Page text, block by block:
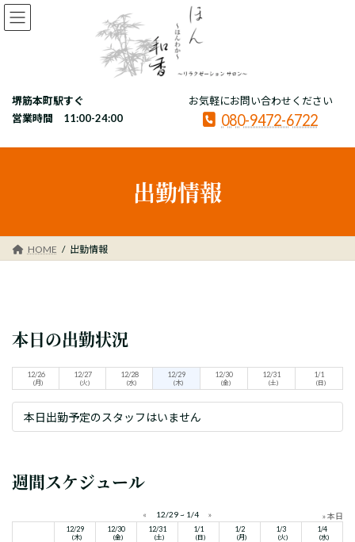
コ
ン
プ
ナ
ビ
動
堺筋本町駅すぐ
営業時間 11:00-24:00
お気軽にお問い合わせください
080-9472-6722
出勤情報
HOME 出勤情報
本日の出勤状況
12/26
(月)
12/27
(火)
12/28
(水)
12/29
(木)
12/30
(金)
12/31
(土)
1/1
(日)
本日出勤予定のスタッフはいません
週間スケジュール
« 12/29 ~ 1/4 » » 本日
12/29
(木)
12/30
(金)
12/31
(土)
1/1
(日)
1/2
(月)
1/3
(火)
1/4
(水)